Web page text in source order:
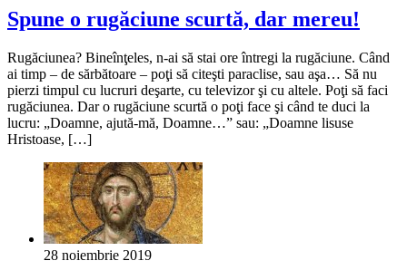
Spune o rugăciune scurtă, dar mereu!
Rugăciunea? Bineînţeles, n-ai să stai ore întregi la rugăciune. Când
ai timp – de sărbătoare – poţi să citeşti paraclise, sau aşa… Să nu
pierzi timpul cu lucruri deşarte, cu televizor şi cu altele. Poţi să faci
rugăciunea. Dar o rugăciune scurtă o poţi face şi când te duci la
lucru: „Doamne, ajută-mă, Doamne…” sau: „Doamne lisuse
Hristoase, […]
28 noiembrie 2019